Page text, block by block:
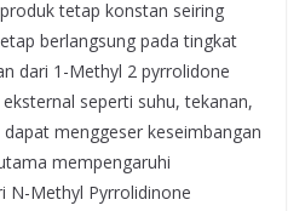
tetap konstan seiring
berlangsung pada tingkat
dari 1-Methyl 2 pyrrolidone
seperti suhu, tekanan,
menggeser keseimbangan
mempengaruhi
N-Methyl Pyrrolidinone